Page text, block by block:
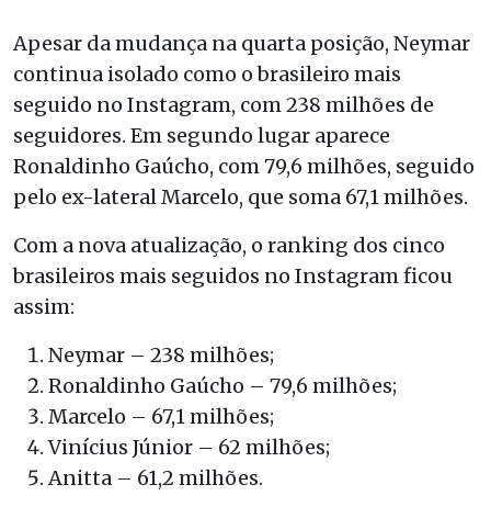
Apesar da mudança na quarta posição, Neymar
continua isolado como o brasileiro mais
seguido no Instagram, com 238 milhões de
seguidores. Em segundo lugar aparece
Ronaldinho Gaúcho, com 79,6 milhões, seguido
pelo ex-lateral Marcelo, que soma 67,1 milhões.
Com a nova atualização, o ranking dos cinco
brasileiros mais seguidos no Instagram ficou
assim:
Neymar – 238 milhões;
Ronaldinho Gaúcho – 79,6 milhões;
Marcelo – 67,1 milhões;
Vinícius Júnior – 62 milhões;
Anitta – 61,2 milhões.